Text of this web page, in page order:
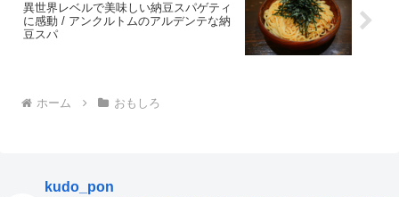
異世界レベルで美味しい納豆スパゲティ
に感動 / アンクルトムのアルデンテな納
豆スパ
ホーム おもしろ
kudo_pon